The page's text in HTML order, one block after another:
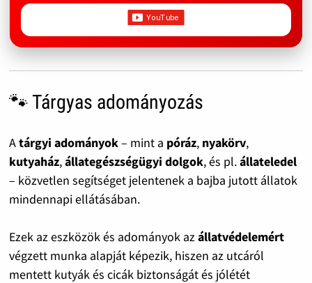
🐾 Tárgyas adományozás
Atárgyi adományok– mint a póráz, nyakörv,
kutyaház,állategészségügyi dolgok, és pl.állateledel
– közvetlen segítséget jelentenek a bajba jutott állatok
mindennapi ellátásában.
Ezek az eszközök és adományok az állatvédelemért
végzett munka alapját képezik, hiszen az utcáról
mentett kutyák és cicák biztonságát és jólétét